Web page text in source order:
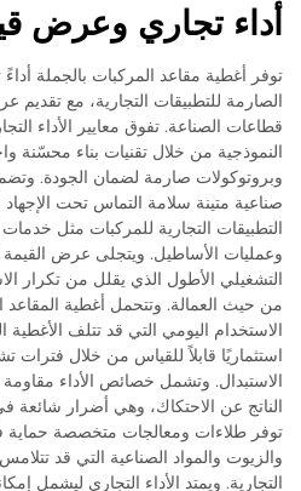
أداء تجاري وعرض
توفر أغطية مقاعد المركبات بالجملة أداءً
الصارمة للتطبيقات التجارية، مع
قطاعات الصناعة. تفوق معايير الأداء
النموذجية من خلال تقنيات بناء محسّنة
وبروتوكولات صارمة لضمان الجودة.
صناعية متينة سلامة التماس تحت
التطبيقات التجارية للمركبات مثل
وعمليات الأساطيل. ويتجلى عرض القيمة
التشغيلي الأطول الذي يقلل من تكرار
من حيث العمالة. وتتحمل أغطية المقاعد
الاستخدام اليومي التي قد تتلف الأغطية
استثماريًا قابلاً للقياس من خلال فترات
الاستبدال. وتشمل خصائص الأداء
الناتج عن الاحتكاك، وهي أضرار شائعة
توفر طلاءات ومعالجات متخصصة حماية
والزيوت والمواد الصناعية التي قد
التجارية. ويمتد الأداء التجاري ليشمل